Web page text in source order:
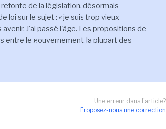
de la législation, désormais
loi sur le sujet : « je suis trop vieux
J'ai passé l'âge. Les propositions de
entre le gouvernement, la plupart des
Une erreur dans l'article?
Proposez-nous une correction